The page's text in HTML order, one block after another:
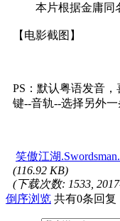
本片根据金庸同名
【电影截图】
PS：默认粤语发音
键--音轨--选择另外一
笑傲江湖
(116.92 KB)
(下载次数: 1533,
倒序浏览 共有0条回复